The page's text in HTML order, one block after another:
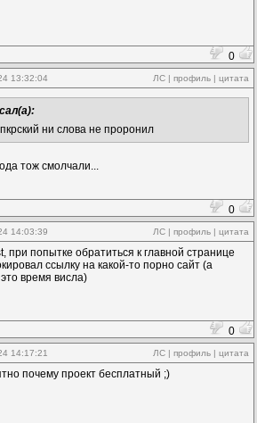
0
13:32:04 ЛС | профиль | цитата
ни слова не проронил
тож смолчали...
0
14:03:39 ЛС | профиль | цитата
при попытке обратиться к главной странице
ссылку на какой-то порно сайт (а
время висла)
0
14:17:21 ЛС | профиль | цитата
почему проект бесплатный ;)